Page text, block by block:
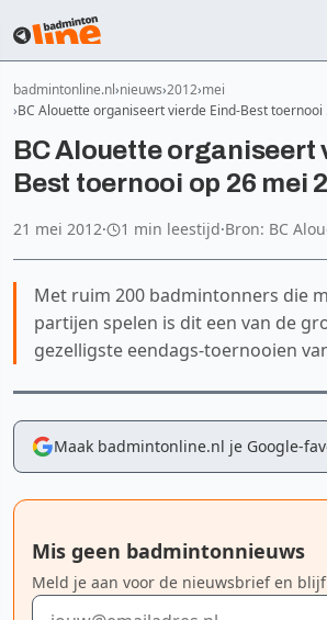
badmintonline.nl nieuws 2012 mei
BC Alouette organiseert vierde Eind-Best
BC Alouette organiseert
Best toernooi op 26 mei
21 mei 2012· 1 min leestijd·Bron: BC
Met ruim 200 badmintonners die
partijen spelen is dit een van de
gezelligste eendags-toernooien
Maak badmintonline.nl je Google-
Mis geen badmintonnieuws
Meld je aan voor de nieuwsbrief en
E-mailadres